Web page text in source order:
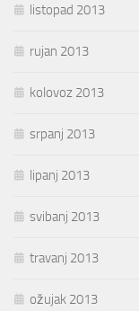
listopad 2013
rujan 2013
kolovoz 2013
srpanj 2013
lipanj 2013
svibanj 2013
travanj 2013
ožujak 2013